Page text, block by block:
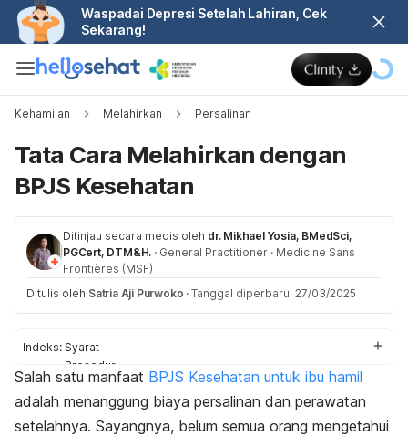
Waspadai Depresi Setelah Lahiran, Cek
Sekarang!
Kehamilan Melahirkan Persalinan
Tata Cara Melahirkan dengan
BPJS Kesehatan
Ditinjau secara medis oleh dr. Mikhael Yosia, BMedSci,
PGCert, DTM&H. · General Practitioner · Medicine Sans
Frontières (MSF)
Ditulis oleh Satria Aji Purwoko · Tanggal diperbarui 27/03/2025
Indeks: Syarat
Prosedur
Biaya
Salah satu manfaat BPJS Kesehatan untuk ibu hamil
adalah menanggung biaya persalinan dan perawatan
setelahnya. Sayangnya, belum semua orang mengetahui